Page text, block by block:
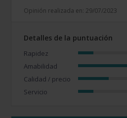
Opinión realizada en: 29/07/2023
Detalles de la puntuación
Rapidez
Amabilidad
Calidad / precio
Servicio